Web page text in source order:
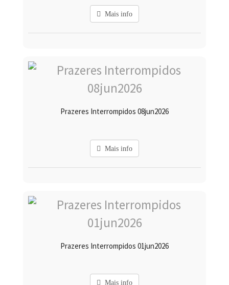
Mais info
Prazeres Interrompidos 08jun2026
Mais info
Prazeres Interrompidos 01jun2026
Mais info